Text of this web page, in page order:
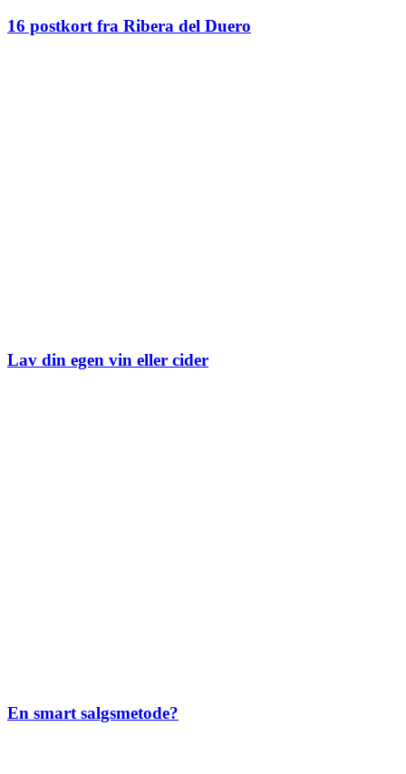
16 postkort fra Ribera del Duero
Lav din egen vin eller cider
En smart salgsmetode?